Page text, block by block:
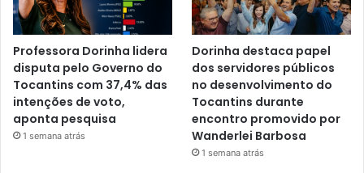
Professora Dorinha lidera
disputa pelo Governo do
Tocantins com 37,4% das
intenções de voto,
aponta pesquisa
1 semana atrás
Dorinha destaca papel
dos servidores públicos
no desenvolvimento do
Tocantins durante
encontro promovido por
Wanderlei Barbosa
1 semana atrás